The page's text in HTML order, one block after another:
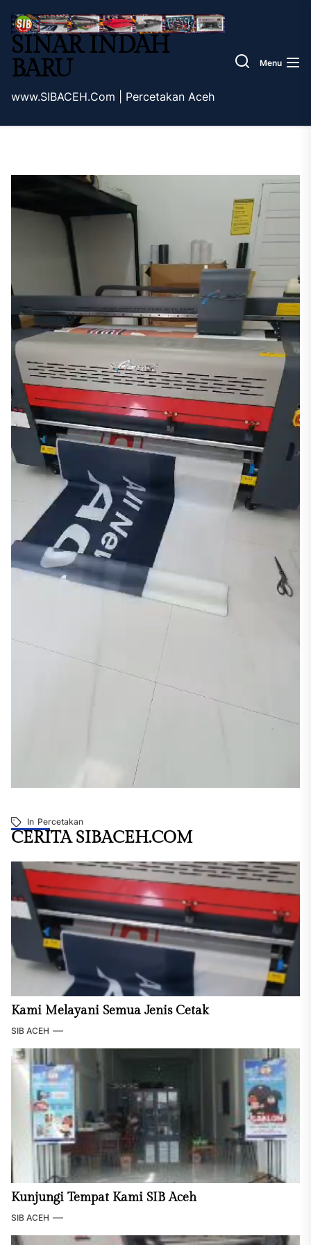
the
content
Sinar
Indah
Baru
SINAR INDAH
BARU
www.SIBACEH.Com | Percetakan Aceh
Menu
In Percetakan
CERITA SIBACEH.COM
Kami Melayani Semua Jenis Cetak
SIB ACEH
Kunjungi Tempat Kami SIB Aceh
SIB ACEH